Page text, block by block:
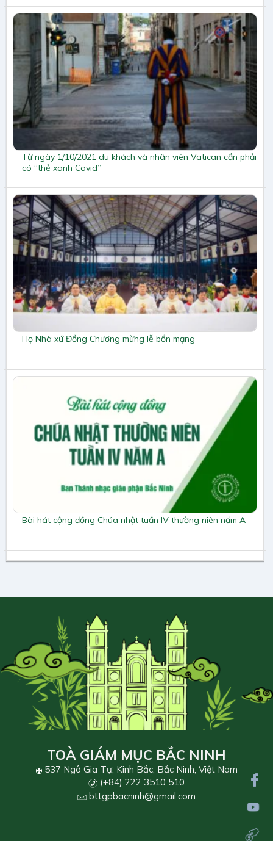
Từ ngày 1/10/2021 du khách và nhân viên Vatican cần phải
có “thẻ xanh Covid”
Họ Nhà xứ Đồng Chương mừng lễ bổn mạng
Bài hát cộng đồng Chúa nhật tuần IV thường niên năm A
TOÀ GIÁM MỤC BẮC NINH
537 Ngô Gia Tự, Kinh Bắc, Bắc Ninh, Việt Nam
(+84) 222 3510 510
bttgpbacninh@gmail.com